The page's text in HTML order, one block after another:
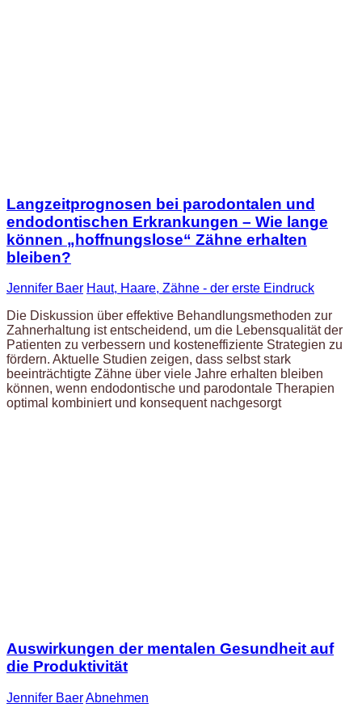
Langzeitprognosen bei parodontalen und
endodontischen Erkrankungen – Wie lange
können „hoffnungslose“ Zähne erhalten
bleiben?
Jennifer Baer Haut, Haare, Zähne - der erste Eindruck
Die Diskussion über effektive Behandlungsmethoden zur
Zahnerhaltung ist entscheidend, um die Lebensqualität der
Patienten zu verbessern und kosteneffiziente Strategien zu
fördern. Aktuelle Studien zeigen, dass selbst stark
beeinträchtigte Zähne über viele Jahre erhalten bleiben
können, wenn endodontische und parodontale Therapien
optimal kombiniert und konsequent nachgesorgt
Auswirkungen der mentalen Gesundheit auf
die Produktivität
Jennifer BaerAbnehmen